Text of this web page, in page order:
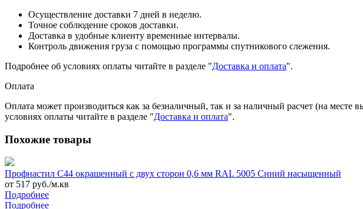
Осуществление доставки 7 дней в неделю.
Точное соблюдение сроков доставки.
Доставка в удобные клиенту временные интервалы.
Контроль движения груза с помощью программы спутникового слежения.
Подробнее об условиях оплаты читайте в разделе "Доставка и оплата".
Оплата
Оплата может производиться как за безналичный, так и за наличный расчет (на
условиях оплаты читайте в разделе "Доставка и оплата".
Похожие товары
Профнастил С44 окрашенный с двух сторон 0,6 мм RAL 5005 Синий насыщенный
от 517 руб./м.кв
Подробнее
Подробнее